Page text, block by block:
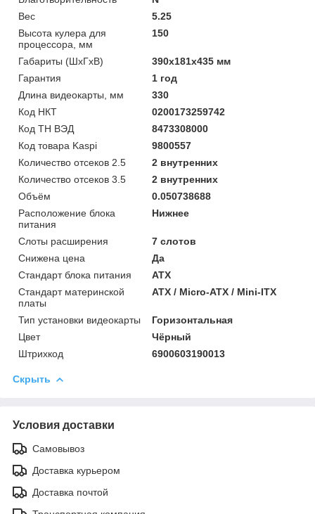
Вес
5.25
Высота кулера для
процессора, мм
150
Габариты (ШхГхВ)
390х181х435 мм
Гарантия
1 год
Длина видеокарты, мм
330
Код НКТ
0200173259742
Код ТН ВЭД
8473308000
Код товара Kaspi
9800557
Количество отсеков 2.5
2 внутренних
Количество отсеков 3.5
2 внутренних
Объём
0.050738688
Расположение блока
питания
Нижнее
Слоты расширения
7 слотов
Снижена цена
Да
Стандарт блока питания
ATX
Стандарт материнской
платы
ATX / Micro-ATX / Mini-ITX
Тип установки видеокарты
Горизонтальная
Цвет
Чёрный
Штрихкод
6900603190013
Скрыть
Условия доставки
Самовывоз
Доставка курьером
Доставка почтой